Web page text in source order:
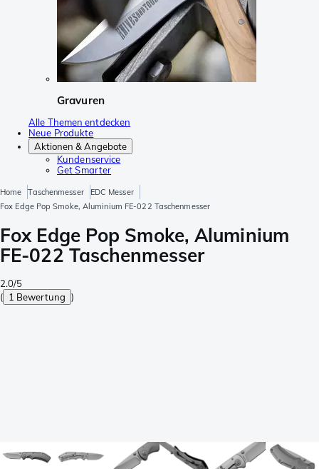
Gravuren
Alle Themen entdecken
Neue Produkte
Aktionen & Angebote
Kundenservice
Get Smarter
Home Taschenmesser
EDC Messer
Fox Edge Pop Smoke, Aluminium FE-022 Taschenmesser
Fox Edge Pop Smoke, Aluminium
FE-022 Taschenmesser
2.0/5
( 1 Bewertung )